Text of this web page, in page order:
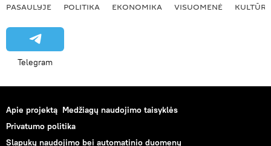
PASAULYJE POLITIKA EKONOMIKA VISUOMENĖ KULTŪRA
Telegram
Apie projektą Medžiagų naudojimo taisyklės
Privatumo politika
Slapukų naudojimo bei automatinio duomenų